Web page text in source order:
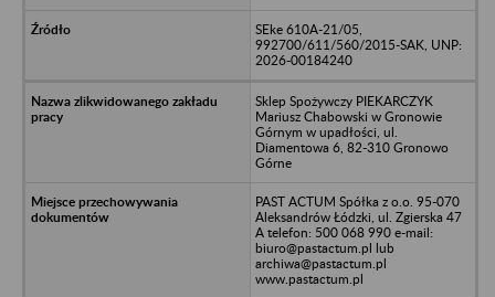
SEke 610A-21/05,
992700/611/560/2015-SAK, UNP:
2026-00184240
Sklep Spożywczy PIEKARCZYK
Mariusz Chabowski w Gronowie
Górnym w upadłości, ul.
Diamentowa 6, 82-310 Gronowo
Górne
PAST ACTUM Spółka z o.o. 95-070
Aleksandrów Łódzki, ul. Zgierska 47
A telefon: 500 068 990 e-mail:
biuro@pastactum.pl lub
archiwa@pastactum.pl
www.pastactum.pl